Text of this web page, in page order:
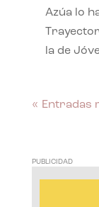
Azúa lo
la de
« Entradas
PUBLICIDAD